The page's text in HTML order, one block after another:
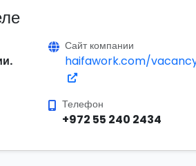
Сайт компании
haifawork.com/
Телефон
+972 55 240 2434